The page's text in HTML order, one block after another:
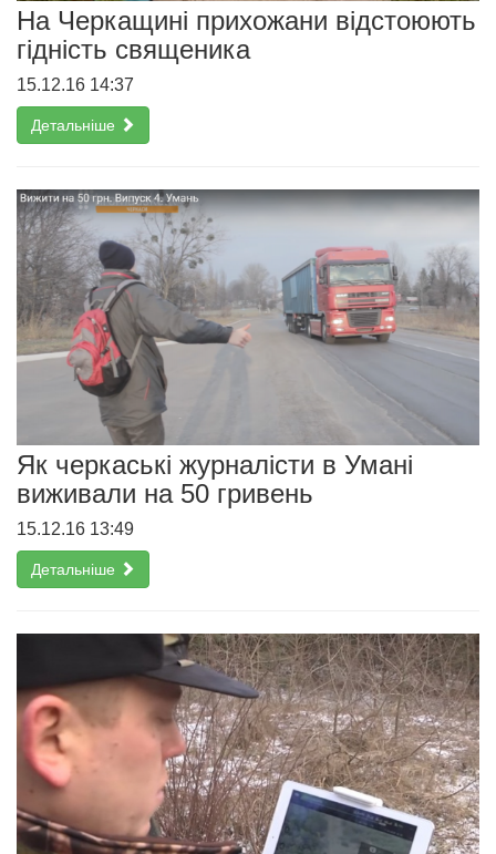
На Черкащині прихожани відстоюють
гідність священика
15.12.16 14:37
Детальніше
Як черкаські журналісти в Умані
виживали на 50 гривень
15.12.16 13:49
Детальніше